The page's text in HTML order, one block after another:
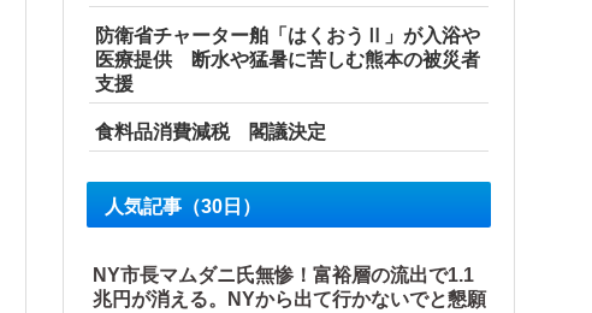
」【海外の反応】
防衛省チャーター舶「はくおうⅡ」が入浴や
医療提供 断水や猛暑に苦しむ熊本の被災者
支援
食料品消費減税 閣議決定
人気記事（30日）
NY市長マムダニ氏無惨！富裕層の流出で1.1
兆円が消える。NYから出て行かないでと懇願